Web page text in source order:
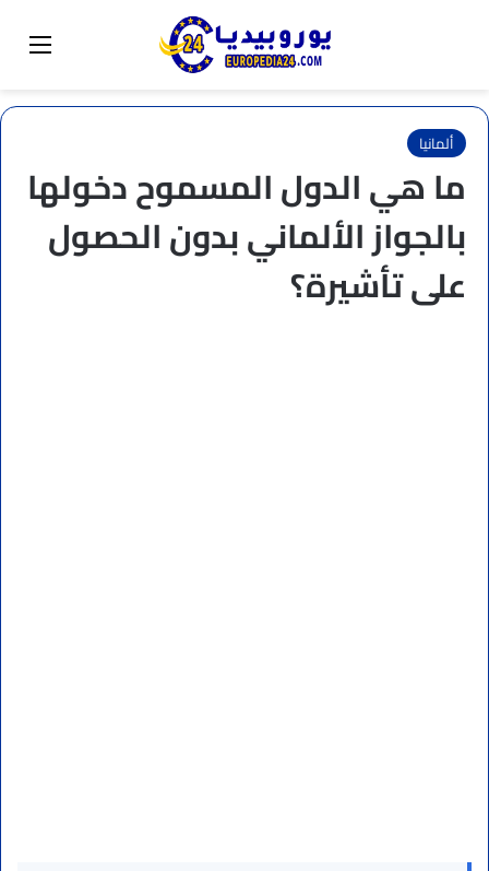
تبديل المظهر
ألمانيا
ما هي الدول المسموح دخولها
بالجواز الألماني بدون الحصول
على تأشيرة؟